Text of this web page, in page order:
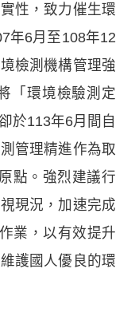
性，致力催生環
年6月至108年12
檢測機構管理強
「環境檢驗測定
於113年6月間自
管理精進作為取
點。強烈建議行
現況，加速完成
業，以有效提升
護國人優良的環